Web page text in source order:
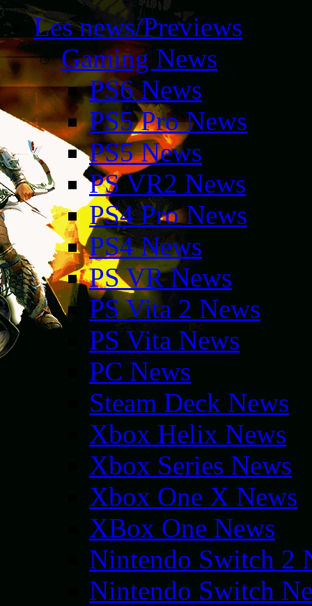
Les news/Previews
Gaming News
PS6 News
PS5 Pro News
PS5 News
PS VR2 News
PS4 Pro News
PS4 News
PS VR News
PS Vita 2 News
PS Vita News
PC News
Steam Deck News
Xbox Helix News
Xbox Series News
Xbox One X News
XBox One News
Nintendo Switch 2
Nintendo Switch